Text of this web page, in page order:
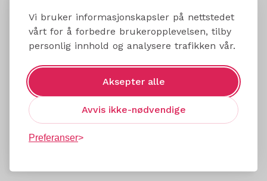
Vi bruker informasjonskapsler på nettstedet
vårt for å forbedre brukeropplevelsen, tilby
personlig innhold og analysere trafikken vår.
Aksepter alle
Avvis ikke-nødvendige
Preferanser